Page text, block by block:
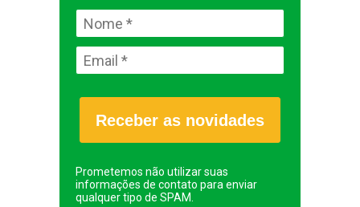
Receber as novidades
Prometemos não utilizar suas
informações de contato para enviar
qualquer tipo de SPAM.